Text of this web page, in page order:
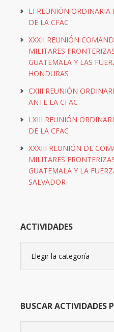
LI REUNIÓN ORDINARIA
DE LA CFAC
XXXII REUNIÓN
MILITARES
GUATEMALA Y LAS
HONDURAS
CXIII REUNIÓN
ANTE LA CFAC
LXIII REUNIÓN
DE LA CFAC
XXXIII REUNIÓN DE
MILITARES
GUATEMALA Y LA
SALVADOR
ACTIVIDADES
BUSCAR ACTIVIDADES